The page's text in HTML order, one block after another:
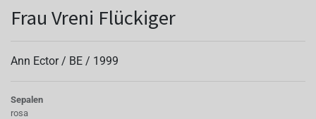
Frau Vreni Flückiger
Ann Ector / BE / 1999
Sepalen
rosa